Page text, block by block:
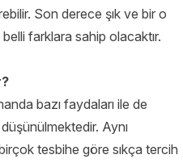
Son derece şık ve bir o
farklara sahip olacaktır.
bazı faydaları ile de
Aynı
tesbihe göre sıkça tercih